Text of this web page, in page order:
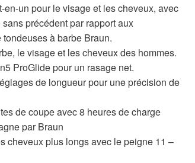
un pour le visage et les cheveux, avec
précédent par rapport aux
à barbe Braun.
le visage et les cheveux des hommes.
ProGlide pour un rasage net.
de longueur pour une précision de
de coupe avec 8 heures de charge
par Braun
cheveux plus longs avec le peigne 11 –